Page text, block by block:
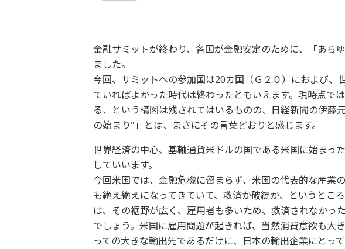
金融サミットが終わり、各国が金融安定のために、「あら
ました。
今回、サミットへの参加国は20カ国（Ｇ２０）におよび、
ていればよかった時代は終わったともいえます。現時点で
る、という構図は残されてはいるものの、日経新聞の伊藤
の始まり"」とは、まさにその言葉どおりと感じます。
世界経済の中心、基軸通貨米ドルの国である米国に始まっ
していいます。
今回米国では、金融危機に留まらず、米国の代表的な産業
も絶え絶えになってきていて、救済か破綻か、というとこ
は、その裾野が広く、雇用者も多いため、救済されなかっ
でしょう。米国に雇用問題が起きれば、当然消費意欲も大
っての大きな輸出先であるだけに、日本の輸出企業にとっ